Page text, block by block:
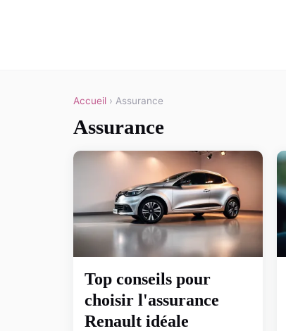
Accueil › Assurance
Assurance
Top conseils pour
choisir l'assurance
Renault idéale